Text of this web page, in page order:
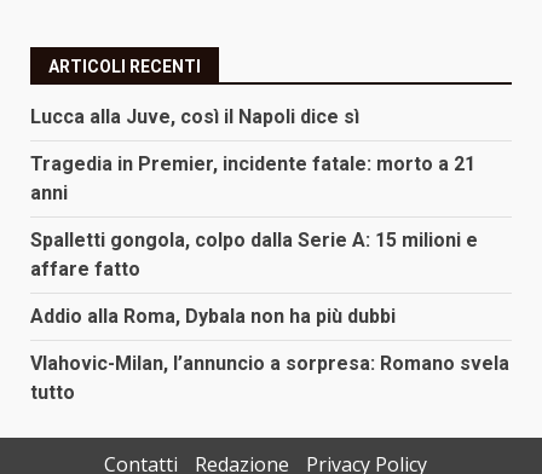
ARTICOLI RECENTI
Lucca alla Juve, così il Napoli dice sì
Tragedia in Premier, incidente fatale: morto a 21
anni
Spalletti gongola, colpo dalla Serie A: 15 milioni e
affare fatto
Addio alla Roma, Dybala non ha più dubbi
Vlahovic-Milan, l’annuncio a sorpresa: Romano svela
tutto
Contatti Redazione Privacy Policy